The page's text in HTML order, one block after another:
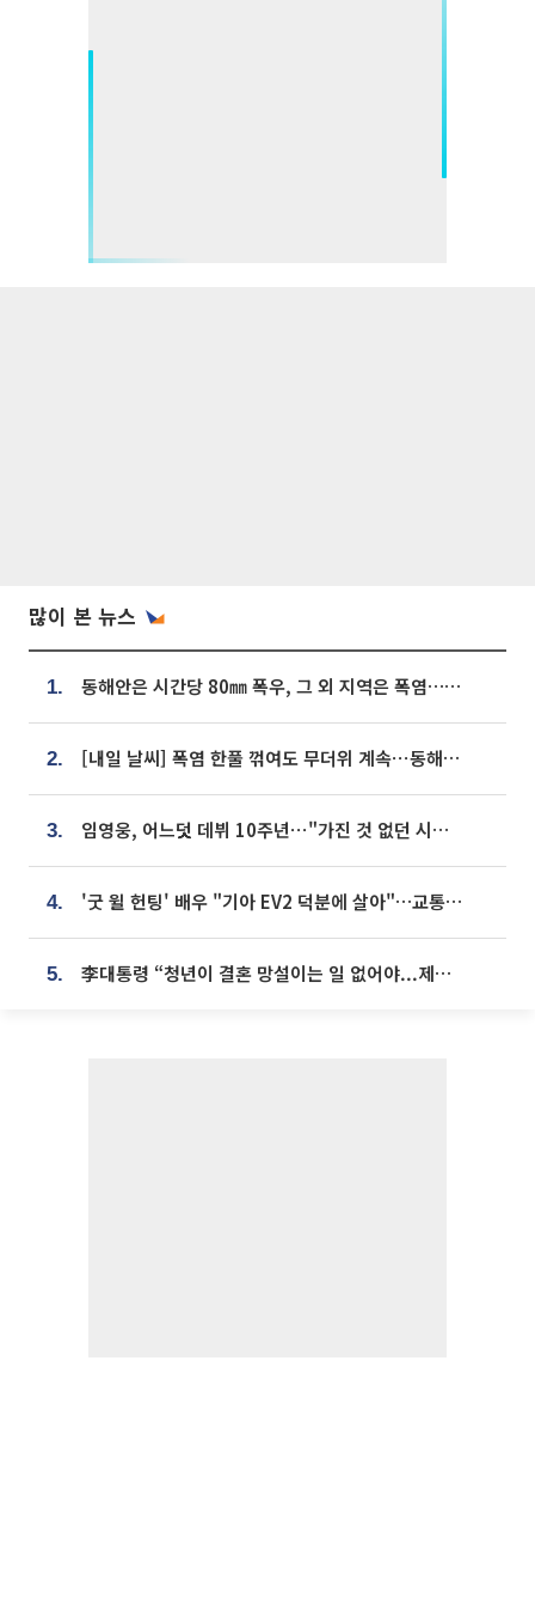
많이 본 뉴스
1. 동해안은 시간당 80㎜ 폭우, 그 외 지역은 폭염…‘극과 극 날씨’
2. [내일 날씨] 폭염 한풀 꺾여도 무더위 계속⋯동해안 이틀 연속 비
3. 임영웅, 어느덧 데뷔 10주년⋯"가진 것 없던 시절, 내 앞엔 20명의 팬뿐"
4. '굿 윌 헌팅' 배우 "기아 EV2 덕분에 살아"…교통사고 후 안전성 극찬
5. 李대통령 “청년이 결혼 망설이는 일 없어야...제도상 불이익 조사”